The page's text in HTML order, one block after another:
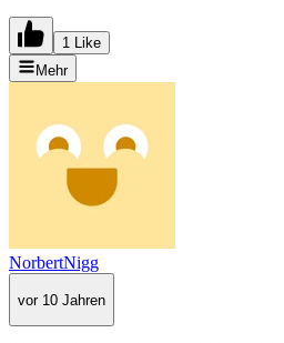
1 Like
Mehr
NorbertNigg
vor 10 Jahren